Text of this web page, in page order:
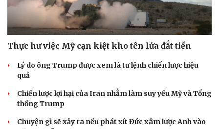
Thực hư việc Mỹ cạn kiệt kho tên lửa đắt tiền
Lý do ông Trump được xem là tư lệnh chiến lược hiệu
quả
Chiến lược lợi hại của Iran nhằm làm suy yếu Mỹ và Tổng
thống Trump
Chuyện gì sẽ xảy ra nếu phát xít Đức xâm lược Anh vào